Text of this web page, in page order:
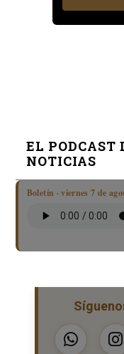
EL PODCAST
NOTICIAS
Boletín · viernes 7 de